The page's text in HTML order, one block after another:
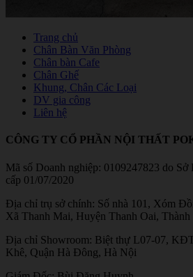
Trang chủ
Chân Bàn Văn Phòng
Chân bàn Cafe
Chân Ghế
Khung, Chân Các Loại
DV gia công
Liên hệ
CÔNG TY CỔ PHẦN NỘI THẤT
Mã số Doanh nghiệp: 0109247823 do
cấp 01/07/2020
Địa chỉ trụ sở chính: Số nhà 101, Xóm
Xã Thanh Mai, Huyện Thanh Oai,
Địa chỉ Showroom: Biệt thự L07-07,
Khê, Quận Hà Đông, Hà Nội